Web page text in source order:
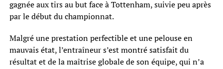
gagnée aux tirs au but face à Tottenham, suivie peu après
par le début du championnat.
Malgré une prestation perfectible et une pelouse en
mauvais état, l’entraîneur s’est montré satisfait du
résultat et de la maîtrise globale de son équipe, qui n’a